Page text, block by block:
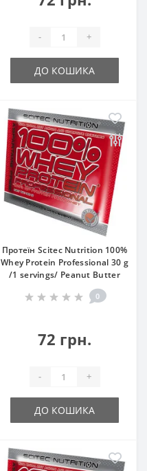
- +
ДО КОШИКА
Протеїн Scitec Nutrition 100%
Whey Protein Professional 30 g
/1 servings/ Peanut Butter
0
72 грн.
- +
ДО КОШИКА